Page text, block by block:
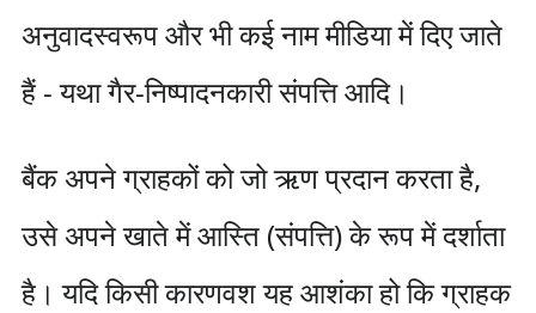
अनुवादस्वरूप और भी कई नाम मीडिया में दिए जाते
हैं - यथा गैर-निष्पादनकारी संपत्ति आदि।
बैंक अपने ग्राहकों को जो ऋण प्रदान करता है,
उसे अपने खाते में आस्ति (संपत्ति) के रूप में दर्शाता
है। यदि किसी कारणवश यह आशंका हो कि ग्राहक